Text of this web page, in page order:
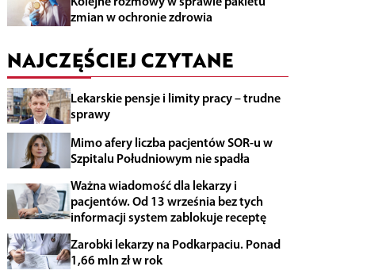
zmian w ochronie zdrowia
NAJCZĘŚCIEJ CZYTANE
Lekarskie pensje i limity pracy – trudne
sprawy
Mimo afery liczba pacjentów SOR-u w
Szpitalu Południowym nie spadła
Ważna wiadomość dla lekarzy i
pacjentów. Od 13 września bez tych
informacji system zablokuje receptę
Zarobki lekarzy na Podkarpaciu. Ponad
1,66 mln zł w rok